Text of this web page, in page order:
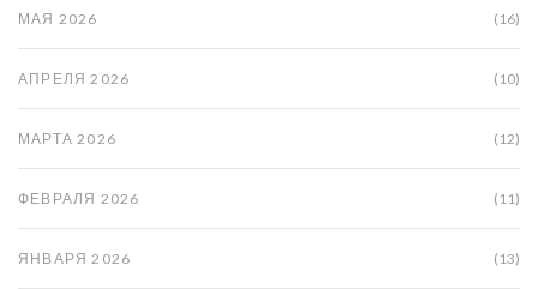
МАЯ 2026 (16)
АПРЕЛЯ 2026 (10)
МАРТА 2026 (12)
ФЕВРАЛЯ 2026 (11)
ЯНВАРЯ 2026 (13)